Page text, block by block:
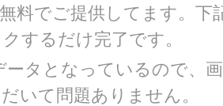
料でご提供してます。下
するだけ完了です。
タとなっているので、
いて問題ありません。